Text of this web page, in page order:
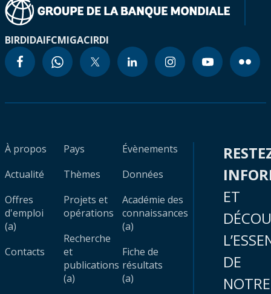
BIRDIDAIFCMIGACIRDI
À propos
Actualité
Offres
d'emploi
(a)
Contacts
Pays
Thèmes
Projets et
opérations
Recherche
et
publications
(a)
Évènements
Données
Académie des
connaissances
(a)
Fiche de
résultats
(a)
ET
DE
NOTRE